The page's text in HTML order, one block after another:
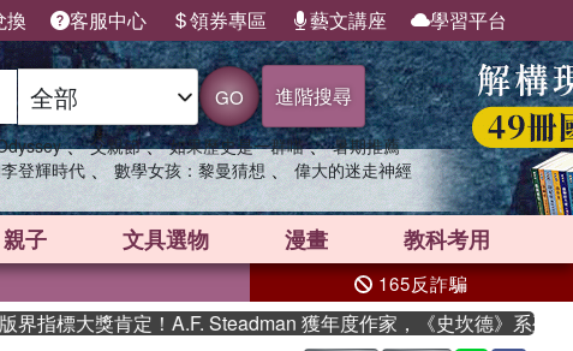
換 客服中心 領券專區 藝文講座 學習平台
GO 進階搜尋
、 父親節 、 如果歷史是一群喵 、 暑期推薦
登輝時代 、 數學女孩：黎曼猜想 、 偉大的迷走神經
親子 文具選物 漫畫 教科考用
165反詐騙
指標大獎肯定！A.F. Steadman 獲年度作家，《史坎德》系列帶你